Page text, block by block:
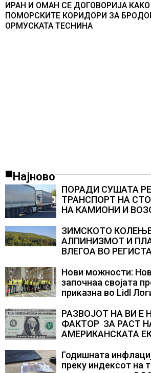
ИРАН И ОМАН СЕ ДОГОВОРИЈА
ПОМОРСКИТЕ КОРИДОРИ ЗА
ОРМУСКАТА ТЕСНИНА
Најново
ПОРАДИ СУШАТА
ТРАНСПОРТ НА
НА КАМИОНИ И
камионџиите да
ЗИМСКОТО
АЛПИНИЗМОТ И
ВЛЕГОА ВО
СЛОВЕНИЈА
Нови можности:
започнаа својата
приказна во Lidl
РАЗВОЈОТ НА ВИ Е
ФАКТОР ЗА РАСТ
АМЕРИКАНСКАТА
Годишната
преку индексот на